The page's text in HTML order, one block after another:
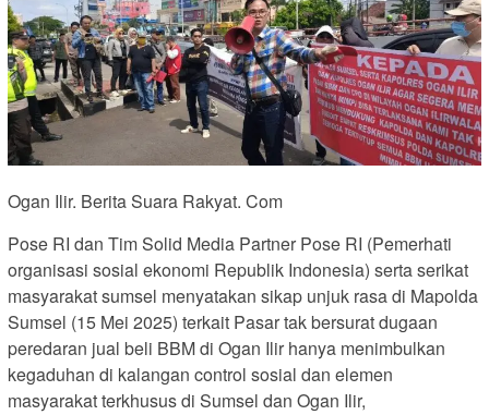
Ogan Ilir. Berita Suara Rakyat. Com
Pose RI dan Tim Solid Media Partner Pose RI (Pemerhati
organisasi sosial ekonomi Republik Indonesia) serta serikat
masyarakat sumsel menyatakan sikap unjuk rasa di Mapolda
Sumsel (15 Mei 2025) terkait Pasar tak bersurat dugaan
peredaran jual beli BBM di Ogan Ilir hanya menimbulkan
kegaduhan di kalangan control sosial dan elemen
masyarakat terkhusus di Sumsel dan Ogan Ilir,